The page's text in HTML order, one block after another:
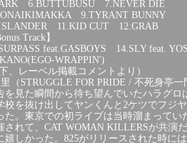
6.BUTTUBUSU 7.NEVER DIE
9.TYRANT BUNNY
11.KID CUT 12.GRAB
Track】
feat.GASBOYS 14.SLY feat.
WRAPPIN')
、レーベル掲載コメントより）
（STRUGGLE FOR PRIDE / 不死身亭一
を見た瞬間から待ち望んでいたハラグロ
校を抜け出してヤンくんと2ケツでフジ
た。東京での初ライブは当時溜まってい
されて、CAT WOMAN KILLERSが共演
嬉しかった。825がリリースされた時に